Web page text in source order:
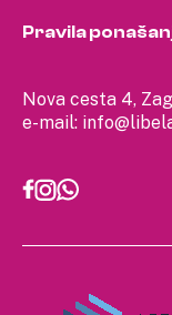
Nova cesta 4,
e-mail:
Pravila